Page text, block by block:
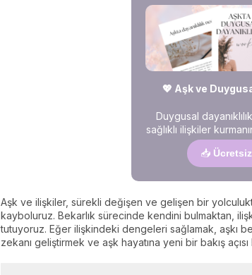
💖 Aşk ve
Duygusal
sağlıklı ilişkiler
📥
Aşk ve ilişkiler, sürekli değişen ve gelişen bir
kayboluruz. Bekarlık sürecinde kendini bulmaktan,
tutuyoruz. Eğer ilişkindeki dengeleri sağlamak, aşkı
zekanı geliştirmek ve aşk hayatına yeni bir bakış